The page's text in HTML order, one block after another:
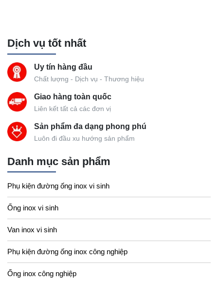
Dịch vụ tốt nhất
Uy tín hàng đầu
Chất lượng - Dịch vụ - Thương hiệu
Giao hàng toàn quốc
Liên kết tất cả các đơn vị
Sản phẩm đa dạng phong phú
Luôn đi đầu xu hướng sản phẩm
Danh mục sản phẩm
Phụ kiện đường ống inox vi sinh
Ống inox vi sinh
Van inox vi sinh
Phụ kiện đường ống inox công nghiệp
Ống inox công nghiệp